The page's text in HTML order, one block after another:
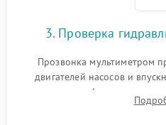
3. Проверка
Прозвонка мультиметром
двигателей насосов и
прессостата (датчика
концевика дверцы и